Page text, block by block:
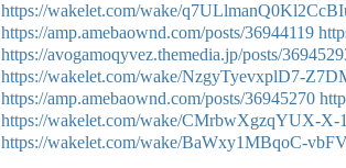
https://wakelet.com/wake/
https://amp.amebaownd.com/posts/36944119
https://avogamoqyvez.themedia.jp/posts/
https://wakelet.com/wake/NzgyTyevxplD7-
https://amp.amebaownd.com/posts/36945270
https://wakelet.com/wake/CMrbwXgzqYUX-X-
https://wakelet.com/wake/BaWxy1MBqoC-